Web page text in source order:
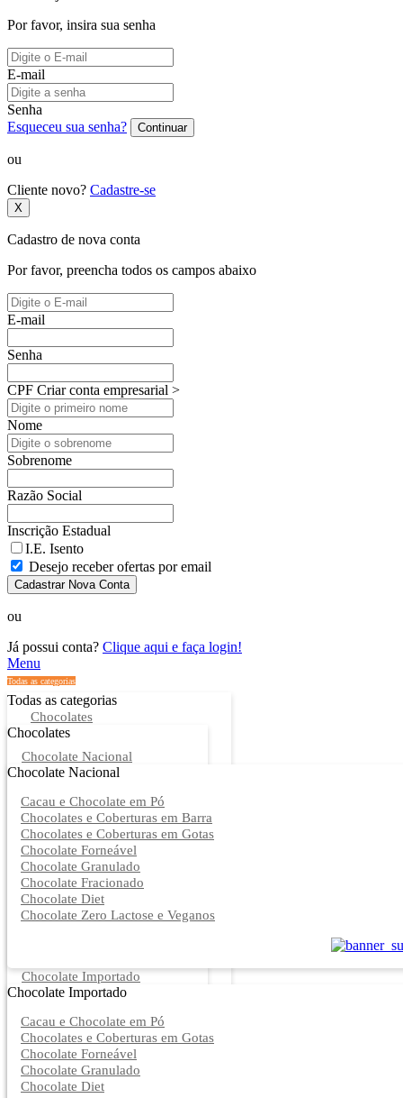
Por favor, insira sua senha
E-mail
Senha
Esqueceu sua senha?
Continuar
ou
Cliente novo? Cadastre-se
X
Cadastro de nova conta
Por favor, preencha todos os campos abaixo
E-mail
Senha
CPF Criar conta empresarial >
Nome
Sobrenome
Razão Social
Inscrição Estadual
I.E. Isento
Desejo receber ofertas por email
Cadastrar Nova Conta
ou
Já possui conta? Clique aqui e faça login!
Menu
Todas as categorias
Todas as categorias
Chocolates
Chocolates
Chocolate Nacional
Chocolate Nacional
Cacau e Chocolate em Pó
Chocolates e Coberturas em Barra
Chocolates e Coberturas em Gotas
Chocolate Forneável
Chocolate Granulado
Chocolate Fracionado
Chocolate Diet
Chocolate Zero Lactose e Veganos
Chocolate Importado
Chocolate Importado
Cacau e Chocolate em Pó
Chocolates e Coberturas em Gotas
Chocolate Forneável
Chocolate Granulado
Chocolate Diet